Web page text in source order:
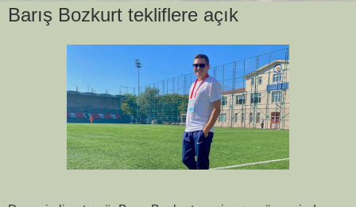
Barış Bozkurt tekliflere açık